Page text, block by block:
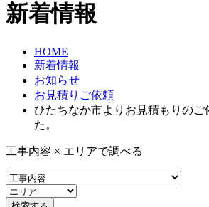
新着情報
HOME
新着情報
お知らせ
お見積りご依頼
ひたちなか市よりお見積もりのご
た。
工事内容 × エリアで調べる